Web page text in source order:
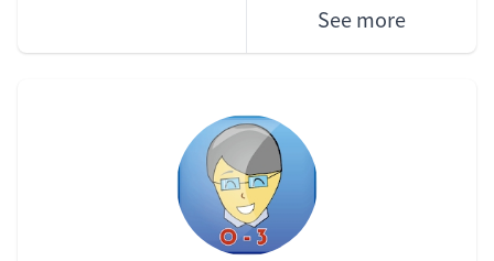
See more